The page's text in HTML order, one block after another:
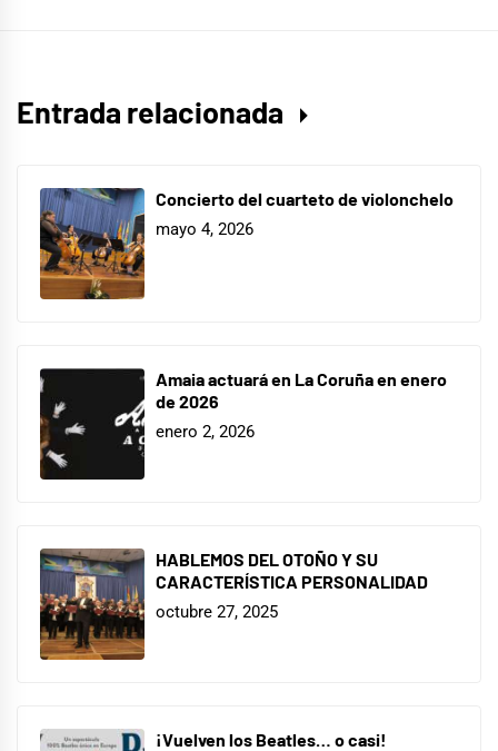
Entrada relacionada
Concierto del cuarteto de violonchelo
mayo 4, 2026
Amaia actuará en La Coruña en enero
de 2026
enero 2, 2026
HABLEMOS DEL OTOÑO Y SU
CARACTERÍSTICA PERSONALIDAD
octubre 27, 2025
¡Vuelven los Beatles… o casi!